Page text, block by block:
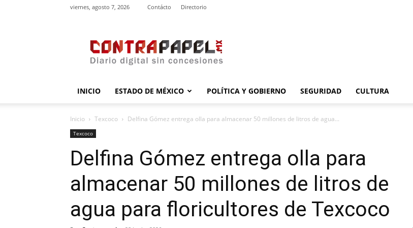
viernes, agosto 7, 2026 Contácto Directorio
INICIO ESTADO DE MÉXICO POLÍTICA Y GOBIERNO SEGURIDAD CULTURA
Inicio Texcoco Delfina Gómez entrega olla para almacenar 50 millones de litros de agua...
Texcoco
Delfina Gómez entrega olla para
almacenar 50 millones de litros de
agua para floricultores de Texcoco